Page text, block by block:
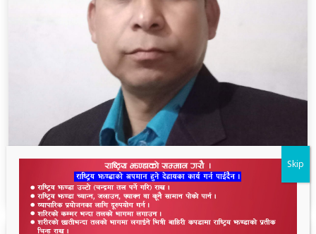
थारू आयोगमा रानाथारूको सहभागिता : संवैधानिक,
ऐतिहासिक र समावेशी दृष्टिकोणबाट विश्लेषण
Skip